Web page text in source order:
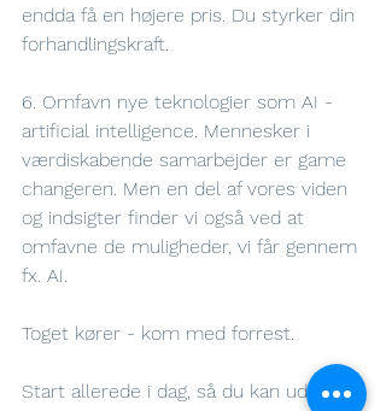
endda få en højere pris. Du styrker din
forhandlingskraft.
6. Omfavn nye teknologier som AI -
artificial intelligence. Mennesker i
værdiskabende samarbejder er game
changeren. Men en del af vores viden
og indsigter finder vi også ved at
omfavne de muligheder, vi får gennem
fx. AI.
Toget kører - kom med forrest.
Start allerede i dag, så du kan udnytte